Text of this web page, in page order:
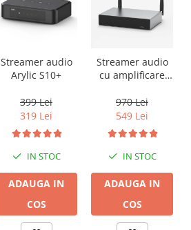
Streamer audio
Arylic S10+
399 Lei
319 Lei
IN STOC
ADAUGA IN
COS
Streamer audio
cu amplificare
A30+, LAN /Wi-Fi
/Bluetooth,
24bit/192kHz,
Multiroom
970 Lei
549 Lei
IN STOC
ADAUGA IN
COS